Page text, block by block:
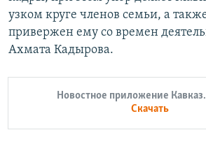
узком круге членов семьи, а
привержен ему со времен
Ахмата Кадырова.
Новостное приложение
Скачать